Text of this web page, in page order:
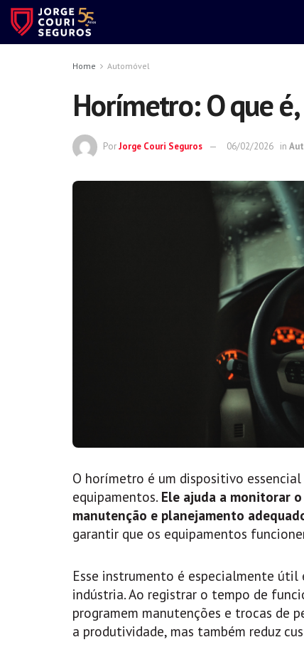
Home Automóvel
Horímetro: O que
PorJorge Couri Seguros 06/02/2026 in
O horímetro é um dispositivo
equipamentos. Ele ajuda a monitorar
manutenção e planejamento
garantir que os equipamentos
Esse instrumento é especialmente
indústria. Ao registrar o tempo de
programem manutenções e trocas de
a produtividade, mas também reduz